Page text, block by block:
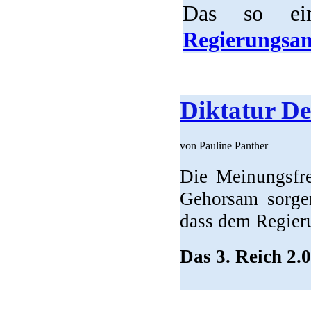
Das so
Diktatur
von Pauline Panther
Die
Gehorsam
dass dem
Das 3. Reich 2.0